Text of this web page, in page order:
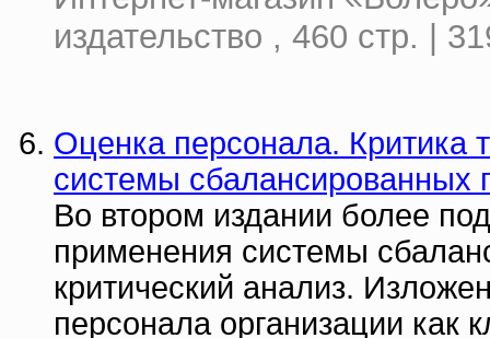
издательство , 460 стр. |
Оценка персонала. Критика
системы сбалансированных
Во втором издании более
применения системы
критический анализ.
персонала организации как